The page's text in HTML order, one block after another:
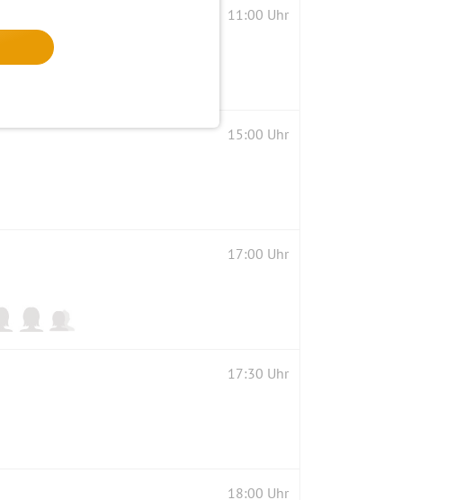
11:00 Uhr
15:00 Uhr
17:00 Uhr
17:30 Uhr
18:00 Uhr